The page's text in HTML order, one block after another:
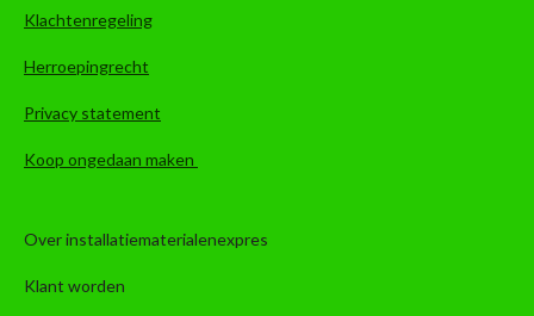
Klachtenregeling
Herroepingrecht
Privacy statement
Koop ongedaan maken
Over installatiematerialenexpres
Klant worden